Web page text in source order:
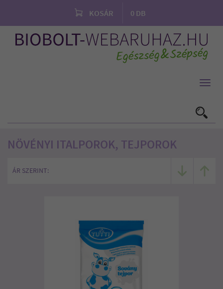
KOSÁR 0 DB
NÖVÉNYI ITALPOROK, TEJPOROK
ÁR SZERINT: